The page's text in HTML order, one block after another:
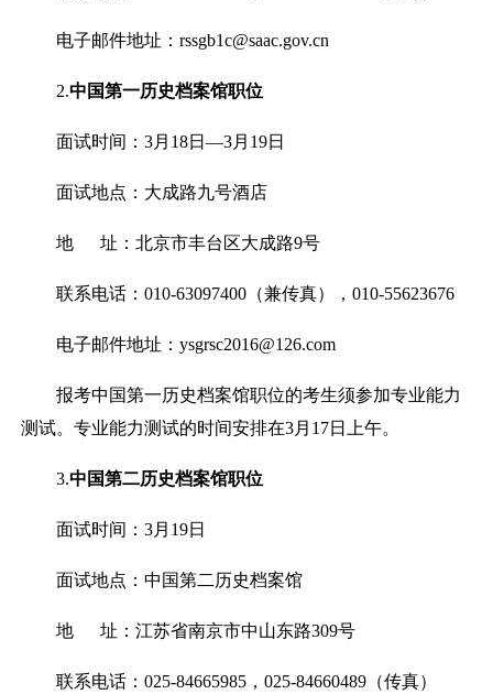
电子邮件地址： rssgb1c@saac.gov.cn
2.中国第一历史档案馆职位
面试时间： 3月 18日 —3月 19日
面试地点：大成路九号酒店
地 址：北京市丰台区大成路9号
联系电话： 010-63097400（兼传真） ， 010-55623676
电子邮件地址： ysgrsc2016@126.com
报考中国第一历史档案馆职位的考生须参加专业能力
测试。专业能力测试的时间安排在3月 17日上午。
3.中国第二历史档案馆职位
面试时间： 3月 19日
面试地点：中国第二历史档案馆
地 址：江苏省南京市中山东路309号
联系电话： 025-84665985， 025-84660489（传真）